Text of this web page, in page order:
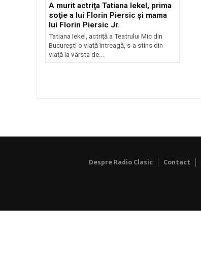
A murit actriţa Tatiana Iekel, prima
soţie a lui Florin Piersic şi mama
lui Florin Piersic Jr.
Tatiana Iekel, actriţă a Teatrului Mic din
Bucureşti o viaţă întreagă, s-a stins din
viaţă la vârsta de...
Despre Radio Clasic Contact